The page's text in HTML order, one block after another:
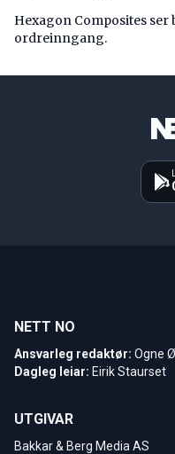
Hexagon Composites
ordreinngang.
NETT NO
Ansvarleg redaktør: Ogne
Dagleg leiar: Eirik Staurset
UTGIVAR
Bakkar & Berg Media AS